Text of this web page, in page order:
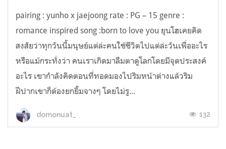
pairing : yunho x jaejoong rate : PG – 15 genre :
romance inspired song :born to love you ยุนโฮเคยคิด
สงสัยว่าทุกวันนี้มนุษย์แต่ล่ะคนใช้ชีวิตไปแต่ล่ะวันเพื่ออะไร
หรือแม้กระทั่งว่า คนเราเกิดมาลืมตาดูโลกโดยมีจุดประสงค์
อะไร เขากำลังคิดตอนที่ทอดมองไปริมหน้าต่างแล้วริม
ฝีปากเขาก็ต้องยกยิ้มจางๆ โดยไม่รู...
domonuat_ 132